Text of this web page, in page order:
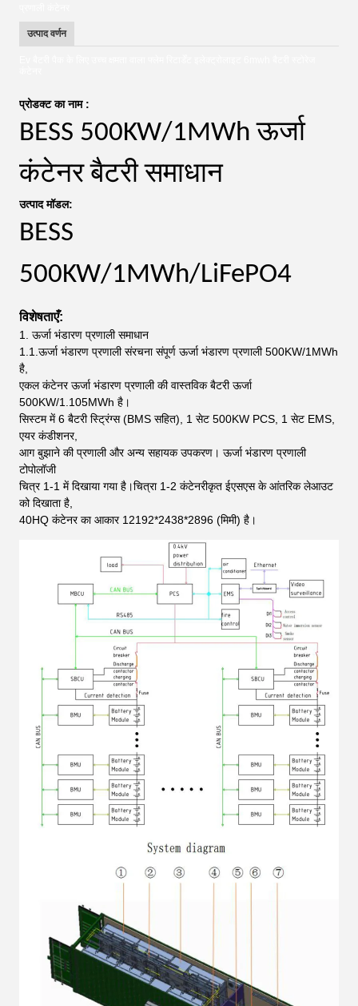
उत्पाद वर्णन
प्रोडक्ट का नाम :
BESS 500KW/1MWh ऊर्जा
कंटेनर बैटरी समाधान
उत्पाद मॉडल:
BESS
500KW/1MWh/LiFePO4
विशेषताएँ:
1. ऊर्जा भंडारण प्रणाली समाधान
1.1.ऊर्जा भंडारण प्रणाली संरचना संपूर्ण ऊर्जा भंडारण प्रणाली 500KW/1MWh
है,
एकल कंटेनर ऊर्जा भंडारण प्रणाली की वास्तविक बैटरी ऊर्जा
500KW/1.105MWh है।
सिस्टम में 6 बैटरी स्ट्रिंग्स (BMS सहित), 1 सेट 500KW PCS, 1 सेट EMS,
एयर कंडीशनर,
आग बुझाने की प्रणाली और अन्य सहायक उपकरण। ऊर्जा भंडारण प्रणाली
टोपोलॉजी
चित्र 1-1 में दिखाया गया है।चित्रा 1-2 कंटेनरीकृत ईएसएस के आंतरिक लेआउट
को दिखाता है,
40HQ कंटेनर का आकार 12192*2438*2896 (मिमी) है।